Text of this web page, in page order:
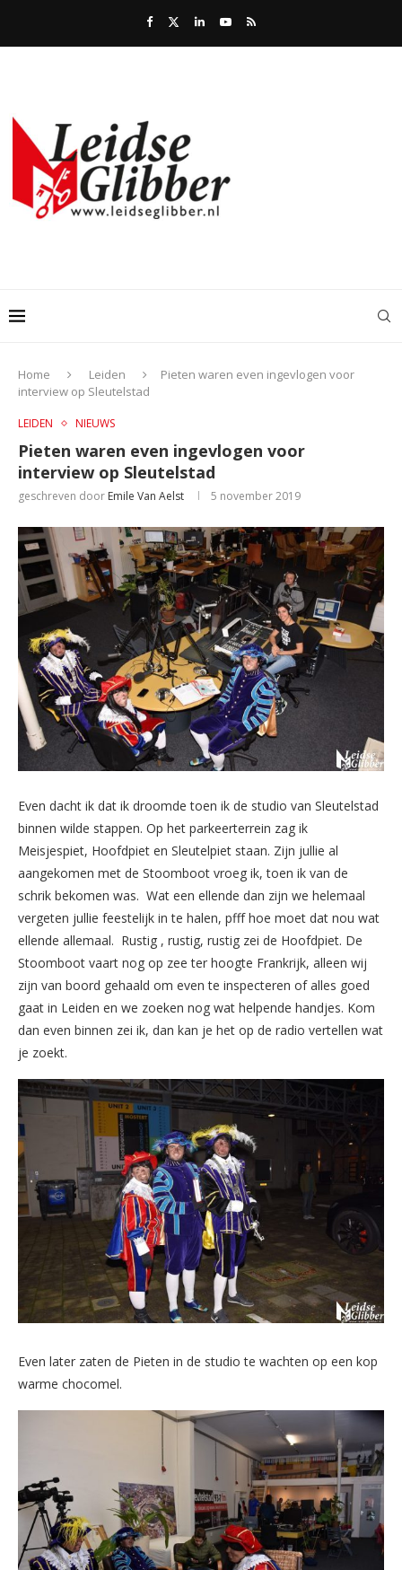
Home Leiden
Pieten waren even ingevlogen voor
interview op Sleutelstad
LEIDEN NIEUWS
Pieten waren even ingevlogen voor
interview op Sleutelstad
geschreven door Emile Van Aelst 5 november 2019
Even dacht ik dat ik droomde toen ik de studio van Sleutelstad
binnen wilde stappen. Op het parkeerterrein zag ik
Meisjespiet, Hoofdpiet en Sleutelpiet staan. Zijn jullie al
aangekomen met de Stoomboot vroeg ik, toen ik van de
schrik bekomen was. Wat een ellende dan zijn we helemaal
vergeten jullie feestelijk in te halen, pfff hoe moet dat nou wat
ellende allemaal. Rustig , rustig, rustig zei de Hoofdpiet. De
Stoomboot vaart nog op zee ter hoogte Frankrijk, alleen wij
zijn van boord gehaald om even te inspecteren of alles goed
gaat in Leiden en we zoeken nog wat helpende handjes. Kom
dan even binnen zei ik, dan kan je het op de radio vertellen wat
je zoekt.
Even later zaten de Pieten in de studio te wachten op een kop
warme chocomel.